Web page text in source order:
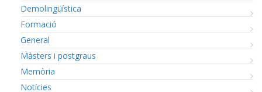
Demolingüística
Formació
General
Màsters i postgraus
Memòria
Notícies